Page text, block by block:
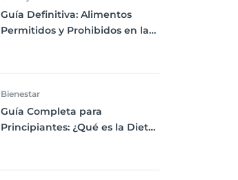
Guía Definitiva: Alimentos
Permitidos y Prohibidos en la
Bienestar
Guía Completa para
Principiantes: ¿Qué es la Dieta